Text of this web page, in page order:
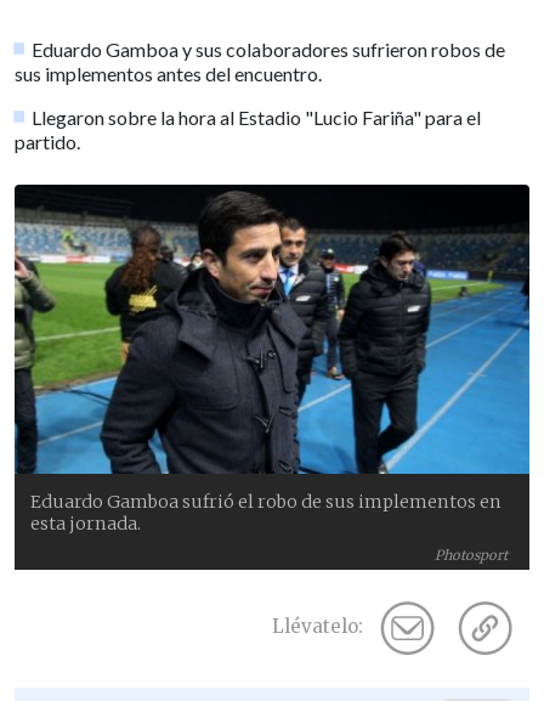
Eduardo Gamboa y sus colaboradores sufrieron robos de
sus implementos antes del encuentro.
Llegaron sobre la hora al Estadio "Lucio Fariña" para el
partido.
Photosport
Eduardo Gamboa sufrió el robo de sus implementos en
esta jornada.
Llévatelo: